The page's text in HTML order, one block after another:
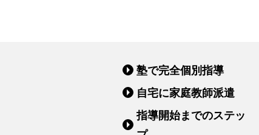
塾で完全個別指導
自宅に家庭教師派遣
指導開始までのステッ